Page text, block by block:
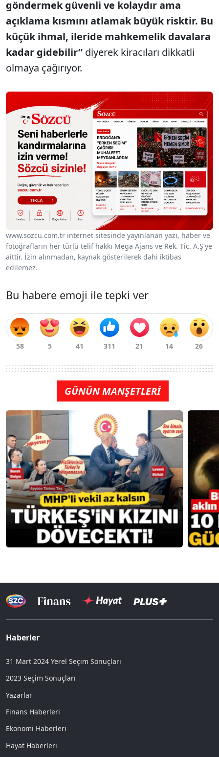
göndermek güvenli ve kolaydır ama
açıklama kısmını atlamak büyük risktir. Bu
küçük ihmal, ileride mahkemelik davalara
kadar gidebilir” diyerek kiracıları dikkatli
olmaya çağırıyor.
www.sozcu.com.tr internet sitesinde yayınlanan yazı, haber ve
fotoğrafların her türlü telif hakkı Mega Ajans ve Rek. Tic. A.Ş'ye
aittir. İzin alınmadan, kaynak gösterilerek dahi iktibas
edilemez.
Bu habere emoji ile tepki ver
GÜNÜN MANŞETLERİ
Haberler
31 Mart 2024 Yerel Seçim Sonuçları
2023 Seçim Sonuçları
Yazarlar
Finans Haberleri
Ekonomi Haberleri
Hayat Haberleri